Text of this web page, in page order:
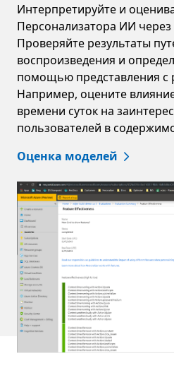
Интерпретируйте и
Персонализатора ИИ
Проверяйте результаты
воспроизведения и
помощью представления с
Например, оцените
времени суток на
пользователей в
Оценка моделей